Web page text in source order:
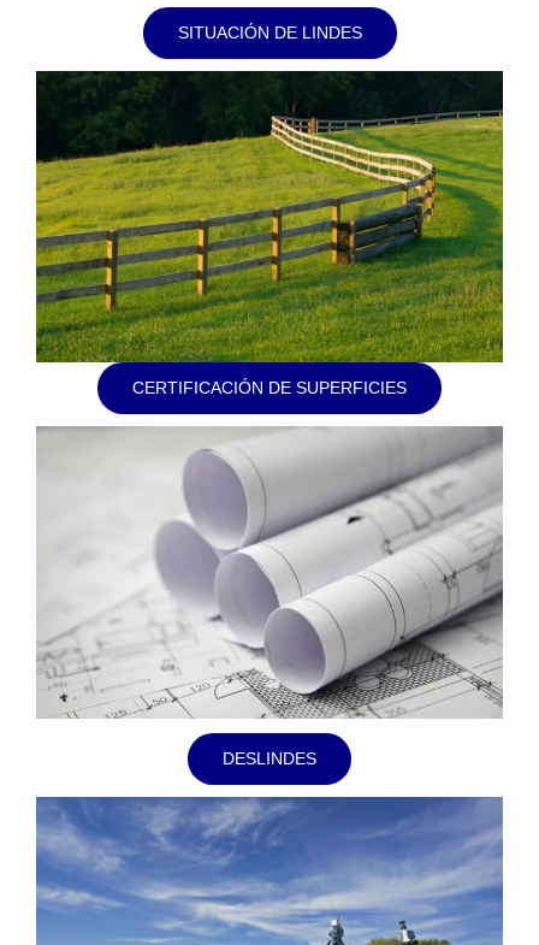
SITUACIÓN DE LINDES
CERTIFICACIÓN DE SUPERFICIES
DESLINDES